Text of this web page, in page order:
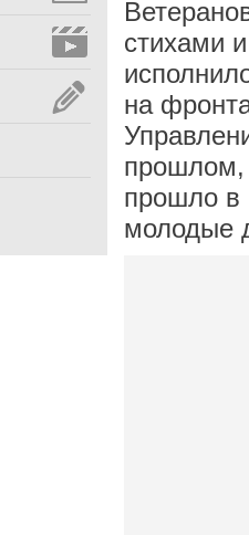
стихами
на
прошлом,
прошло в
молодые